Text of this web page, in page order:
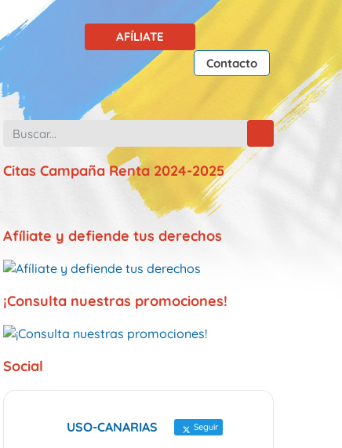
AFÍLIATE
Contacto
Citas Campaña Renta 2024-2025
Afíliate y defiende tus derechos
¡Consulta nuestras promociones!
Social
USO-CANARIAS Seguir